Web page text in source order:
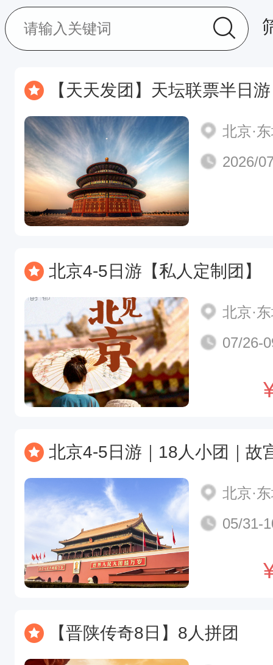
【天天发团】天坛联票半日游！【上午
北京·
2026/
北京4-5日游【私人定制团】
北京·
07/26-
北京4-5日游｜18人小团｜故宫+恭王府+升旗+八达岭
北京·
05/31-
【晋陕传奇8日】8人拼团